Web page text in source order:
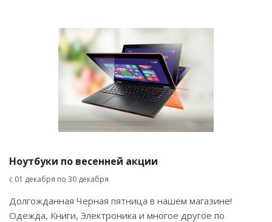
Ноутбуки по весенней акции
с 01 декабря по 30 декабря
Долгожданная Черная пятница в нашем магазине!
Одежда, Книги, Электроника и многое другое по